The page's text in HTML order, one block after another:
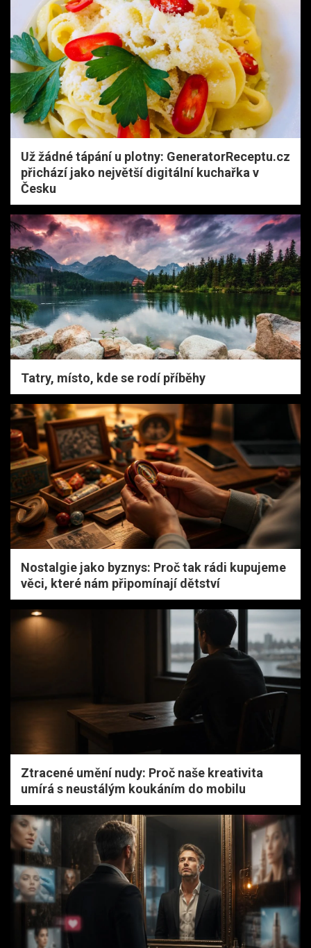
Už žádné tápání u plotny: GeneratorReceptu.cz
přichází jako největší digitální kuchařka v
Česku
Tatry, místo, kde se rodí příběhy
Nostalgie jako byznys: Proč tak rádi kupujeme
věci, které nám připomínají dětství
Ztracené umění nudy: Proč naše kreativita
umírá s neustálým koukáním do mobilu